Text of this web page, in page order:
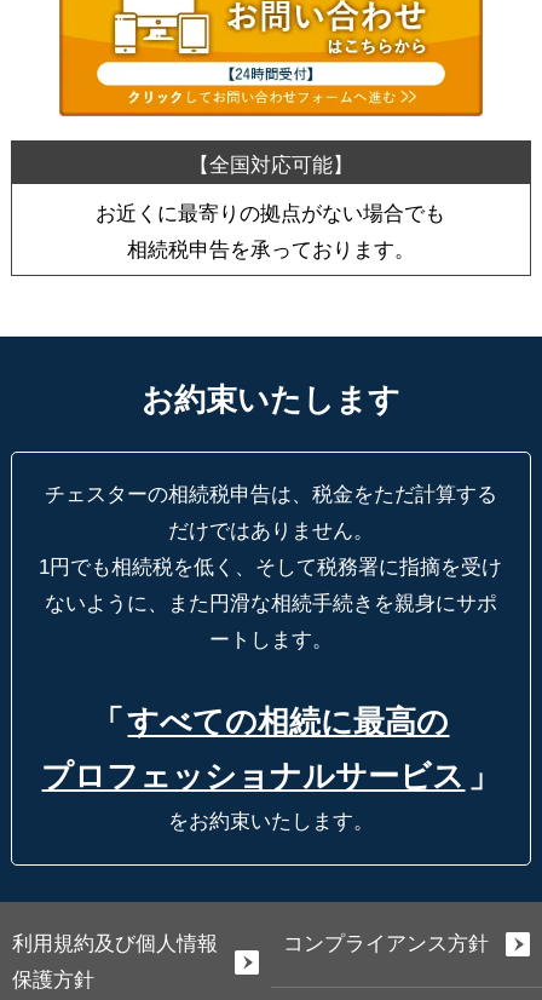
お近くに最寄りの拠点がない場合でも
相続税申告を承っております。
お約束いたします
チェスターの相続税申告は、税金をただ計算する
だけではありません。
1円でも相続税を低く、そして税務署に指摘を受け
ないように、
また円滑な相続手続きを親身にサポ
ートします。
「 すべての相続に最高の
プロフェッショナルサービス 」
をお約束いたします。
利用規約及び個人情報
保護方針
コンプライアンス方針